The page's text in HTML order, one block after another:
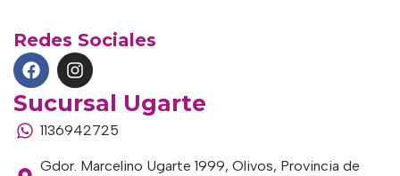
Redes Sociales
Sucursal Ugarte
1136942725
Gdor. Marcelino Ugarte 1999, Olivos, Provincia de